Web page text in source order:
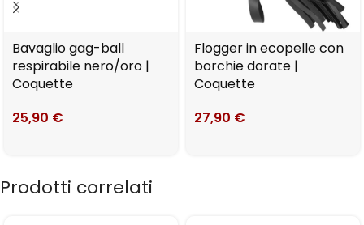
Bavaglio gag-ball
respirabile nero/oro |
Coquette
25,90 €
Flogger in ecopelle con
borchie dorate |
Coquette
27,90 €
Prodotti correlati